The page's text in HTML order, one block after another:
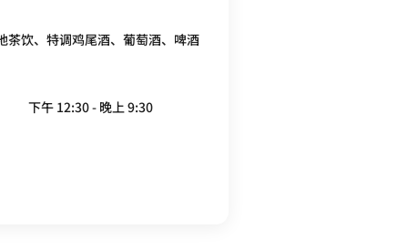
茶饮、特调鸡尾酒、葡萄酒、啤酒
下午 12:30 - 晚上 9:30